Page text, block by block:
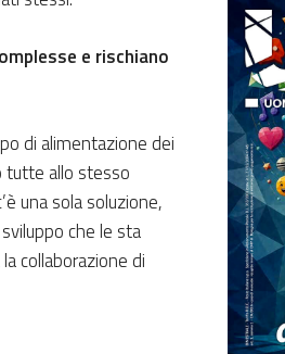
e rischiano
di alimentazione dei
tutte allo stesso
una sola soluzione,
che le sta
collaborazione di